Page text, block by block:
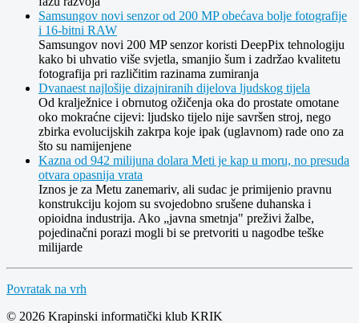
Samsungov novi senzor od 200 MP obećava bolje fotografije
i 16-bitni RAW
Samsungov novi 200 MP senzor koristi DeepPix tehnologiju
kako bi uhvatio više svjetla, smanjio šum i zadržao kvalitetu
fotografija pri različitim razinama zumiranja
Dvanaest najlošije dizajniranih dijelova ljudskog tijela
Od kralježnice i obrnutog ožičenja oka do prostate omotane
oko mokraćne cijevi: ljudsko tijelo nije savršen stroj, nego
zbirka evolucijskih zakrpa koje ipak (uglavnom) rade ono za
što su namijenjene
Kazna od 942 milijuna dolara Meti je kap u moru, no presuda
otvara opasnija vrata
Iznos je za Metu zanemariv, ali sudac je primijenio pravnu
konstrukciju kojom su svojedobno srušene duhanska i
opioidna industrija. Ako „javna smetnja" preživi žalbe,
pojedinačni porazi mogli bi se pretvoriti u nagodbe teške
milijarde
Povratak na vrh
© 2026 Krapinski informatički klub KRIK